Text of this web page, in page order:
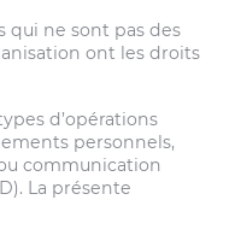
qui ne sont pas des
ont les droits
d’opérations
personnels,
communication
La présente